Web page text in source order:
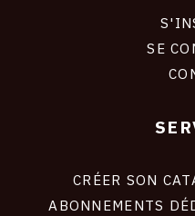
SE
CRÉER SON
ABONNEMENTS